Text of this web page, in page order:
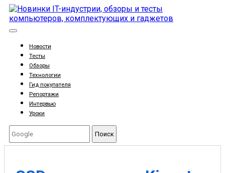
Новости
Тесты
Обзоры
Технологии
Гид покупателя
Репортажи
Интервью
Уроки
Поиск